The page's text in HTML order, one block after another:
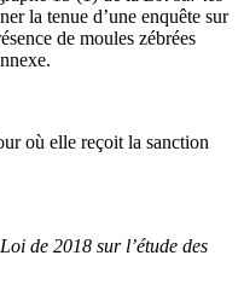
la tenue d’une enquête sur
de moules zébrées
où elle reçoit la sanction
Loi de 2018 sur l’étude des